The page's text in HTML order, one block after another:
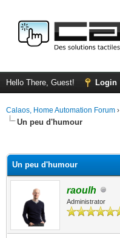
Hello There, Guest! Login
Calaos, Home Automation Forum ›
Un peu d'humour
Un peu d'humour
raoulh
Administrator